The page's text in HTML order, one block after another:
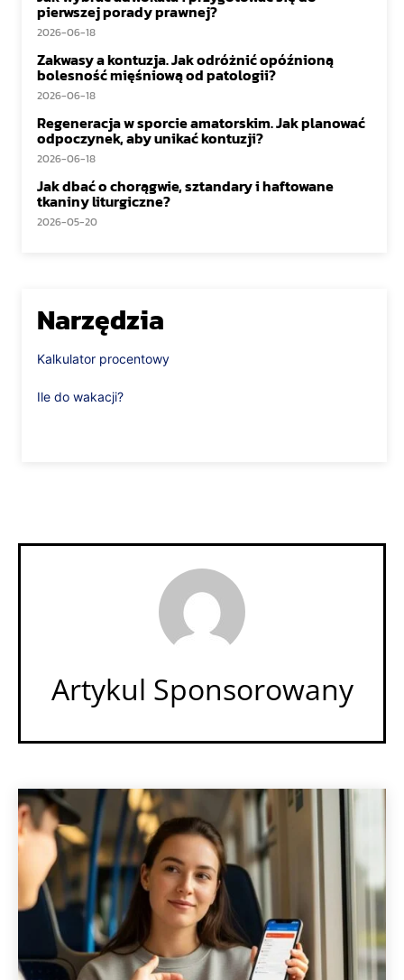
pierwszej porady prawnej?
2026-06-18
Zakwasy a kontuzja. Jak odróżnić opóźnioną
bolesność mięśniową od patologii?
2026-06-18
Regeneracja w sporcie amatorskim. Jak planować
odpoczynek, aby unikać kontuzji?
2026-06-18
Jak dbać o chorągwie, sztandary i haftowane
tkaniny liturgiczne?
2026-05-20
Narzędzia
Kalkulator procentowy
Ile do wakacji?
Artykul Sponsorowany